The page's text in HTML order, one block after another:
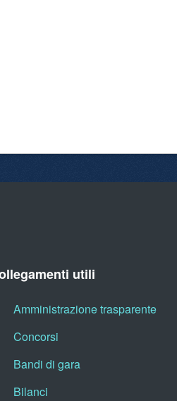
utili
Amministrazione trasparente
Concorsi
Bandi di gara
Bilanci